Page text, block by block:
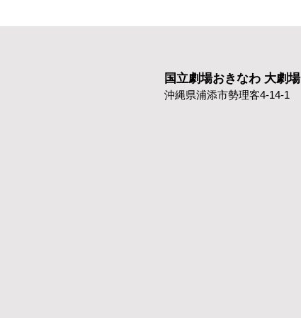
国立劇場おきなわ 大劇場
沖縄県浦添市勢理客4-14-1